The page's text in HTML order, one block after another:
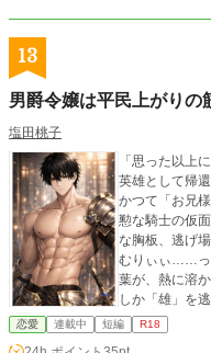
13
男爵令嬢は平民上がりの
塩田桃子
「思った以
英雄として帰還し
かつて「お兄様
懃な騎士の仮面は
な胸板、逃げ場を塞ぐ
むりぃぃ……っ！」 突かれるたび、令嬢として
葉が、熱に溶かされていく。 拒
しか「雄」を逃
望をナカまで注ぎ
筋肉の質量に
恋愛 連載中 短編 R18